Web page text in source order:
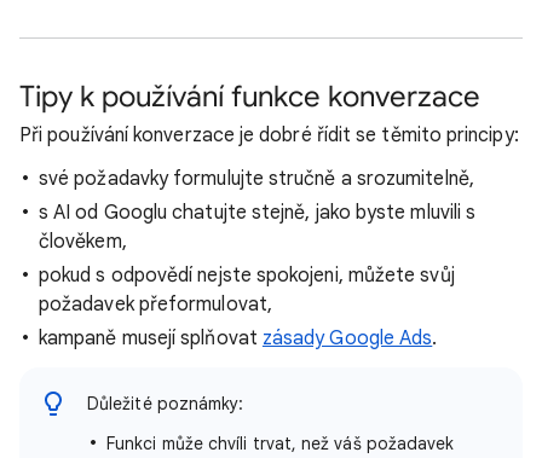
Tipy k používání funkce konverzace
Při používání konverzace je dobré řídit se těmito principy:
své požadavky formulujte stručně a srozumitelně,
s AI od Googlu chatujte stejně, jako byste mluvili s
člověkem,
pokud s odpovědí nejste spokojeni, můžete svůj
požadavek přeformulovat,
kampaně musejí splňovat zásady Google Ads.
Důležité poznámky:
Funkci může chvíli trvat, než váš požadavek